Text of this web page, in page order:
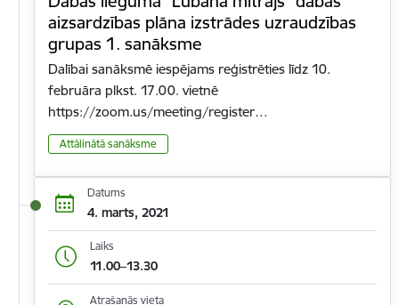
aizsardzības plāna izstrādes uzraudzības
grupas 1. sanāksme
Dalībai sanāksmē iespējams reģistrēties līdz 10.
februāra plkst. 17.00. vietnē
https://zoom.us/meeting/register…
Attālinātā sanāksme
Datums
4. marts, 2021
Laiks
11.00–13.30
Atrašanās vieta